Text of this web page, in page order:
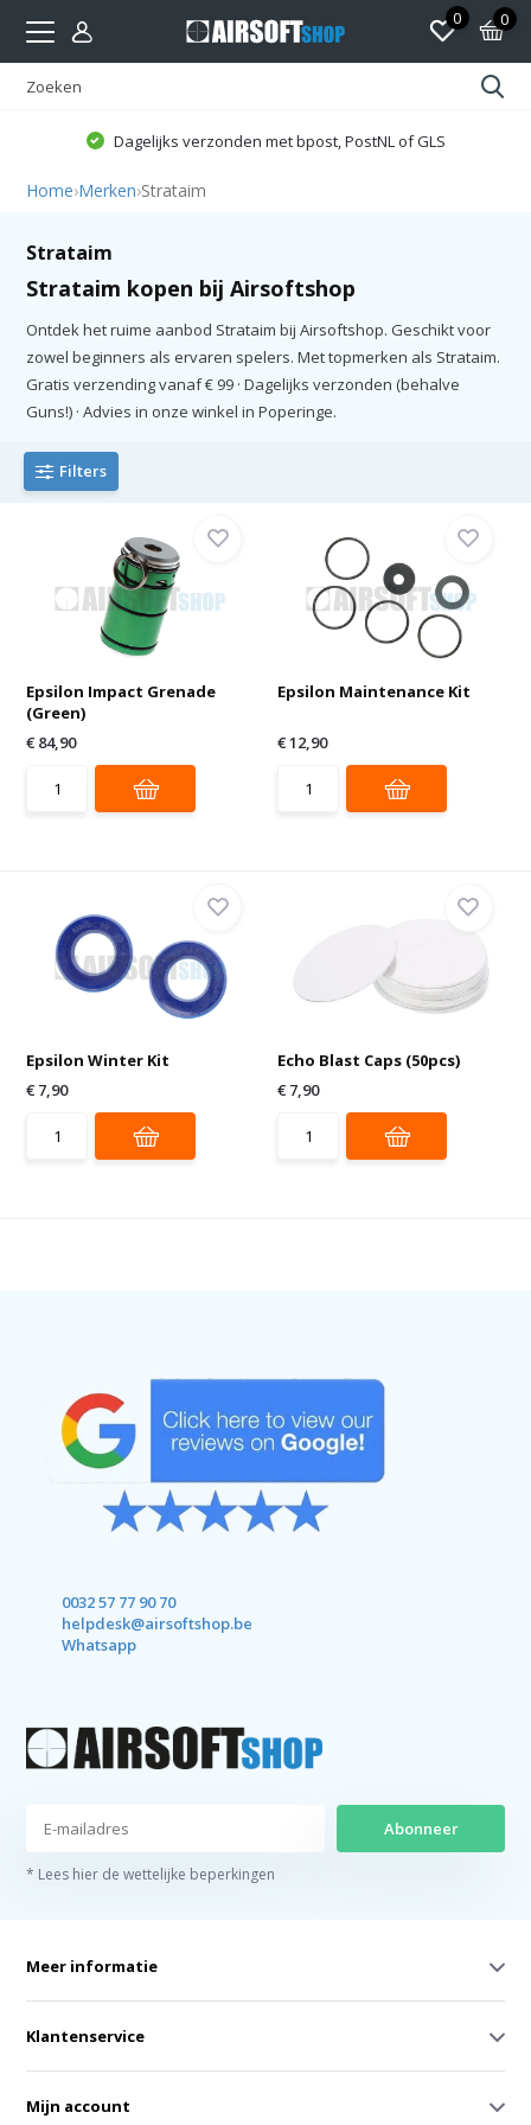
0 0
Dagelijks verzonden met bpost, PostNL of GLS
Home›Merken›Strataim
Strataim
Strataim kopen bij Airsoftshop
Ontdek het ruime aanbod Strataim bij Airsoftshop. Geschikt voor
zowel beginners als ervaren spelers. Met topmerken als Strataim.
Gratis verzending vanaf € 99 · Dagelijks verzonden (behalve
Guns!) · Advies in onze winkel in Poperinge.
Filters
Epsilon Impact Grenade
(Green)
€ 84,90
Epsilon Maintenance Kit
€ 12,90
Epsilon Winter Kit
€ 7,90
Echo Blast Caps (50pcs)
€ 7,90
0032 57 77 90 70
helpdesk@airsoftshop.be
Whatsapp
Abonneer
* Lees hier de wettelijke beperkingen
Meer informatie
Klantenservice
Mijn account